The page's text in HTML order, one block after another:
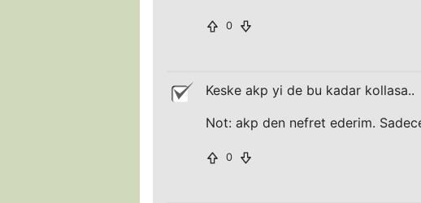
0
Keske akp yi de bu kadar kollasa..
Not: akp den nefret ederim.
0